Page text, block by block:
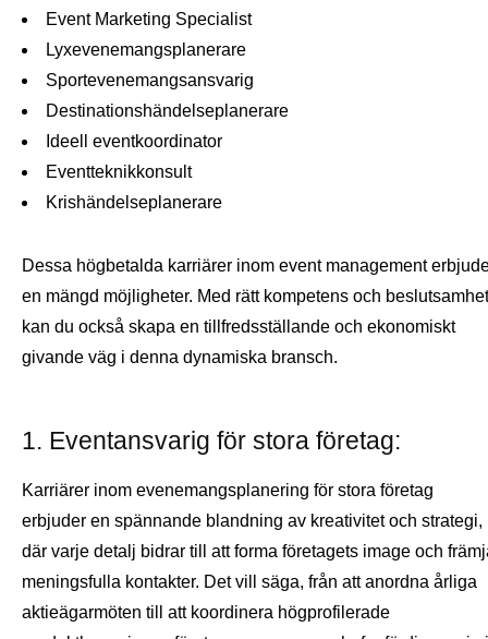
Event Marketing Specialist
Lyxevenemangsplanerare
Sportevenemangsansvarig
Destinationshändelseplanerare
Ideell eventkoordinator
Eventteknikkonsult
Krishändelseplanerare
Dessa högbetalda karriärer inom event management
en mängd möjligheter. Med rätt kompetens och beslutsamhet
kan du också skapa en tillfredsställande och ekonomiskt
givande väg i denna dynamiska bransch.
1. Eventansvarig för stora företag:
Karriärer inom evenemangsplanering för stora företag
erbjuder en spännande blandning av kreativitet och strategi,
där varje detalj bidrar till att forma företagets image och
meningsfulla kontakter. Det vill säga, från att anordna årliga
aktieägarmöten till att koordinera högprofilerade